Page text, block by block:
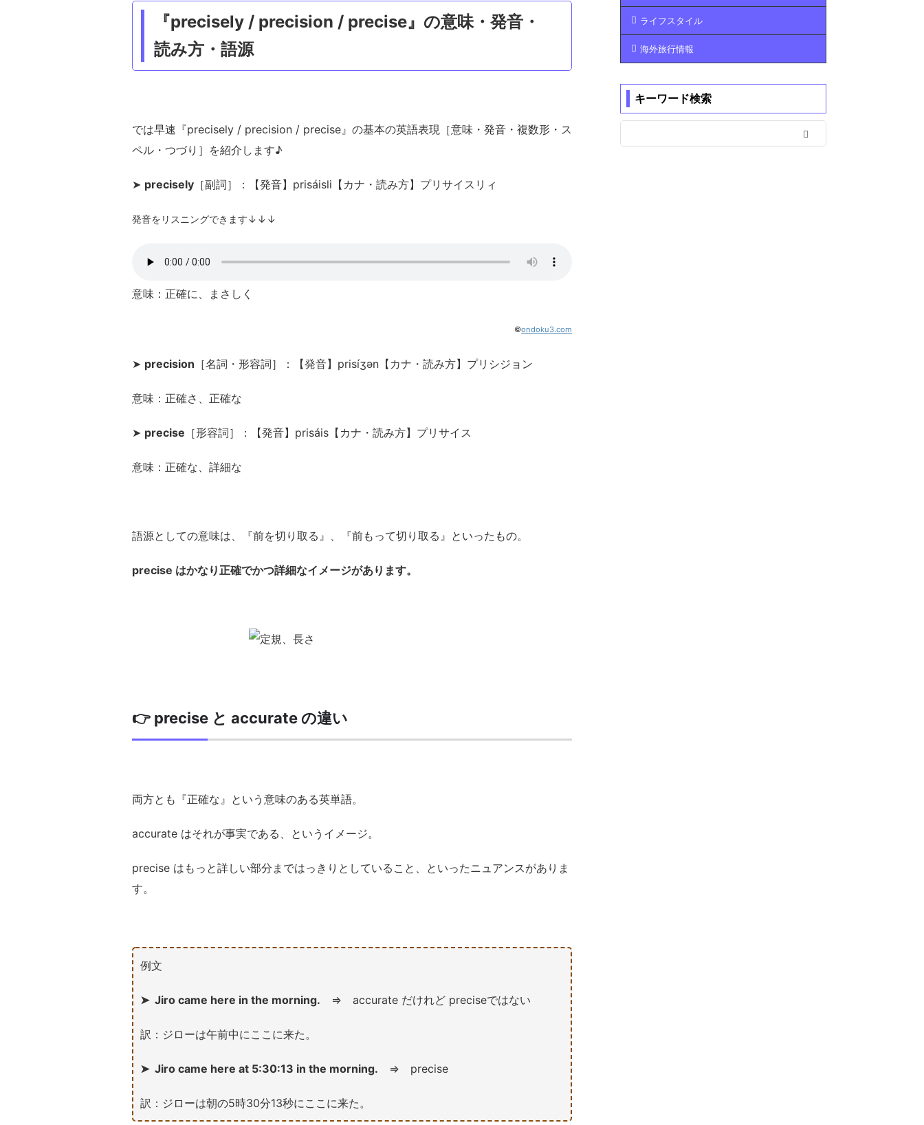
『precisely / precision / precise』の意味・発音・
読み方・語源
では早速『precisely / precision / precise』の基本の英語表現［意味・発音・複数形・ス
ペル・つづり］を紹介します♪
➤ precisely ［副詞］：【発音】prisáisli【カナ・読み方】プリサイスリィ
発音をリスニングできます↓↓↓
意味：正確に、まさしく
©ondoku3.com
➤ precision ［名詞・形容詞］：【発音】prisíʒən【カナ・読み方】プリシジョン
意味：正確さ、正確な
➤ precise ［形容詞］：【発音】prisáis【カナ・読み方】プリサイス
意味：正確な、詳細な
語源としての意味は、『前を切り取る』、『前もって切り取る』といったもの。
precise はかなり正確でかつ詳細なイメージがあります。
👉 precise と accurate の違い
両方とも『正確な』という意味のある英単語。
accurate はそれが事実である、というイメージ。
precise はもっと詳しい部分まではっきりとしていること、といったニュアンスがありま
す。
例文
➤ Jiro came here in the morning. ⇒ accurate だけれど preciseではない
訳：ジローは午前中にここに来た。
➤ Jiro came here at 5:30:13 in the morning. ⇒ precise
訳：ジローは朝の5時30分13秒にここに来た。
ライフスタイル
海外旅行情報
キーワード検索